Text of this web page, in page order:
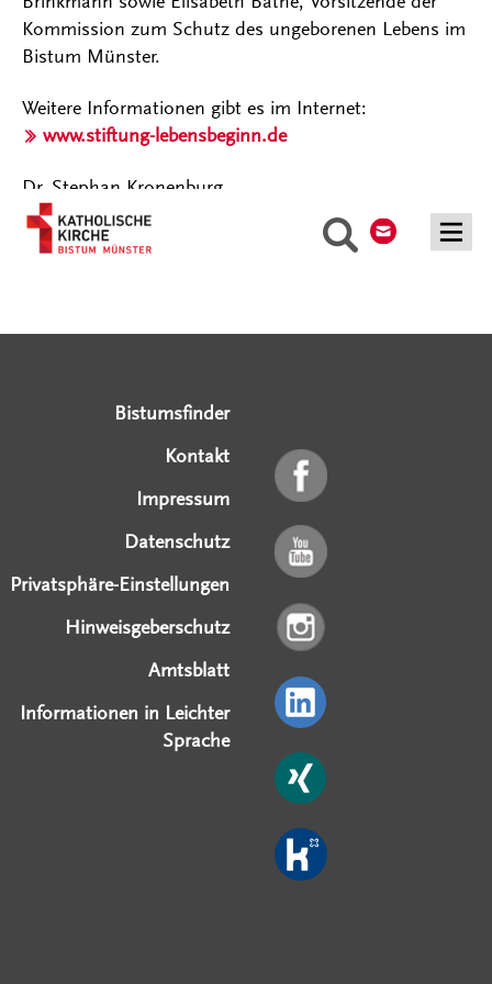
Suche
Kommission zum Schutz des ungeborenen Lebens im
Bistum Münster.
Weitere Informationen gibt es im Internet:
www.stiftung-lebensbeginn.de
Dr. Stephan Kronenburg
Bistumsfinder
Kontakt
Impressum
Datenschutz
Privatsphäre-Einstellungen
Hinweisgeberschutz
Amtsblatt
Informationen in Leichter
Sprache